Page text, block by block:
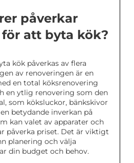
påverkar
att byta kök?
kök påverkas av flera
av renoveringen är en
en total köksrenovering
en ytlig renovering som den
som köksluckor, bänkskivor
betydande inverkan på
kan valet av apparater och
påverka priset. Det är viktigt
planering och välja
din budget och behov.